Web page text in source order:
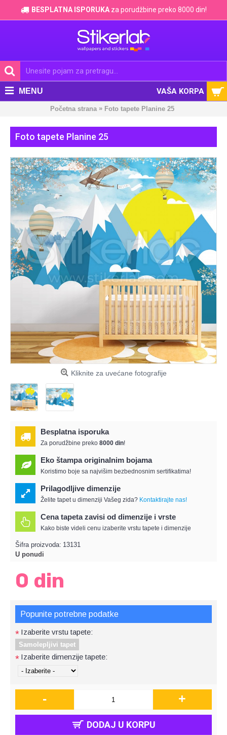
BESPLATNA ISPORUKA za porudžbine preko 8000 din!
VAŠA KORPA
MENU
Početna strana » Foto tapete Planine 25
Foto tapete Planine 25
Kliknite za uvećane fotografije
Besplatna isporuka
Za porudžbine preko 8000 din!
Eko štampa originalnim bojama
Koristimo boje sa najvišim bezbednosnim sertifikatima!
Prilagodljive dimenzije
Želite tapet u dimenziji Vašeg zida? Kontaktirajte nas!
Cena tapeta zavisi od dimenzije i vrste
Kako biste videli cenu izaberite vrstu tapete i dimenzije
Šifra proizvoda: 13131
U ponudi
0 din
Popunite potrebne podatke
* Izaberite vrstu tapete:
Samolepljivi tapet
* Izaberite dimenzije tapete:
- +
DODAJ U KORPU